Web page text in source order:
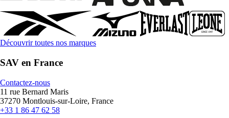
Découvrir toutes nos marques
SAV en France
Contactez-nous
11 rue Bernard Maris
37270 Montlouis-sur-Loire, France
+33 1 86 47 62 58